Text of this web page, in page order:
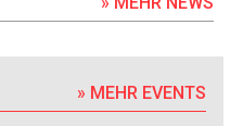
» MEHR EVENTS